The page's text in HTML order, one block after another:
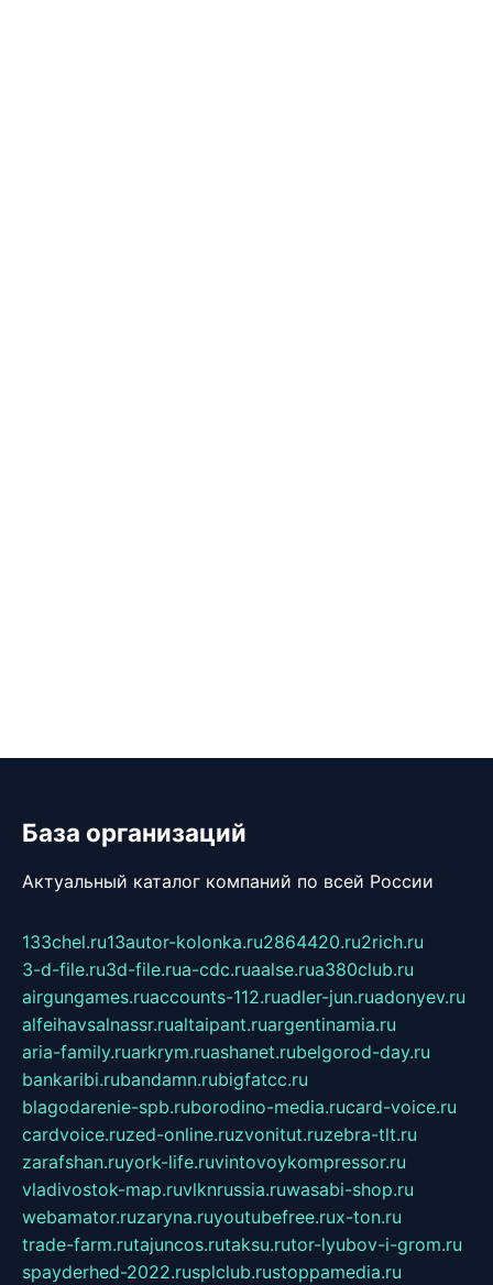
База организаций
Актуальный каталог компаний по всей России
133chel.ru13autor-kolonka.ru2864420.ru2rich.ru
3-d-file.ru3d-file.rua-cdc.ruaalse.rua380club.ru
airgungames.ruaccounts-112.ruadler-jun.ruadonyev.ru
alfeihavsalnassr.rualtaipant.ruargentinamia.ru
aria-family.ruarkrym.ruashanet.rubelgorod-day.ru
bankaribi.rubandamn.rubigfatcc.ru
blagodarenie-spb.ruborodino-media.rucard-voice.ru
cardvoice.ruzed-online.ruzvonitut.ruzebra-tlt.ru
zarafshan.ruyork-life.ruvintovoykompressor.ru
vladivostok-map.ruvlknrussia.ruwasabi-shop.ru
webamator.ruzaryna.ruyoutubefree.rux-ton.ru
trade-farm.rutajuncos.rutaksu.rutor-lyubov-i-grom.ru
spayderhed-2022.rusplclub.rustoppamedia.ru